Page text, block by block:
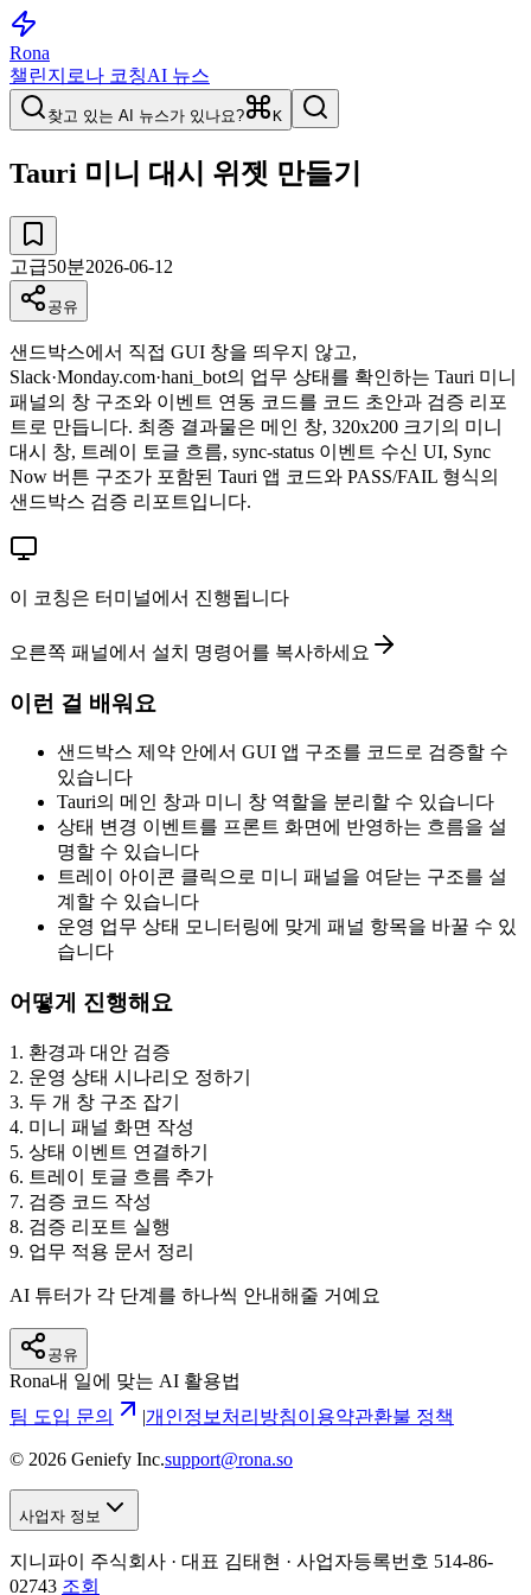
Rona
챌린지 로나 코칭AI 뉴스
찾고 있는 AI 뉴스가 있나요? K
Tauri 미니 대시 위젯 만들기
고급50분2026-06-12
공유
샌드박스에서 직접 GUI 창을 띄우지 않고,
Slack·Monday.com·hani_bot의 업무 상태를 확인하는 Tauri 미니
패널의 창 구조와 이벤트 연동 코드를 코드 초안과 검증 리포
트로 만듭니다. 최종 결과물은 메인 창, 320x200 크기의 미니
대시 창, 트레이 토글 흐름, sync-status 이벤트 수신 UI, Sync
Now 버튼 구조가 포함된 Tauri 앱 코드와 PASS/FAIL 형식의
샌드박스 검증 리포트입니다.
이 코칭은 터미널에서 진행됩니다
오른쪽 패널에서 설치 명령어를 복사하세요
이런 걸 배워요
샌드박스 제약 안에서 GUI 앱 구조를 코드로 검증할 수
있습니다
Tauri의 메인 창과 미니 창 역할을 분리할 수 있습니다
상태 변경 이벤트를 프론트 화면에 반영하는 흐름을 설
명할 수 있습니다
트레이 아이콘 클릭으로 미니 패널을 여닫는 구조를 설
계할 수 있습니다
운영 업무 상태 모니터링에 맞게 패널 항목을 바꿀 수 있
습니다
어떻게 진행해요
1 . 환경과 대안 검증
2. 운영 상태 시나리오 정하기
3. 두 개 창 구조 잡기
4. 미니 패널 화면 작성
5. 상태 이벤트 연결하기
6. 트레이 토글 흐름 추가
7. 검증 코드 작성
8. 검증 리포트 실행
9. 업무 적용 문서 정리
AI 튜터가 각 단계를 하나씩 안내해줄 거예요
공유
Rona내 일에 맞는 AI 활용법
팀 도입 문의
|개인정보처리방침이용약관환불 정책
© 2026 Geniefy Inc.support@rona.so
사업자 정보
지니파이 주식회사 · 대표 김태현 · 사업자등록번호 514-86-
02743 조회